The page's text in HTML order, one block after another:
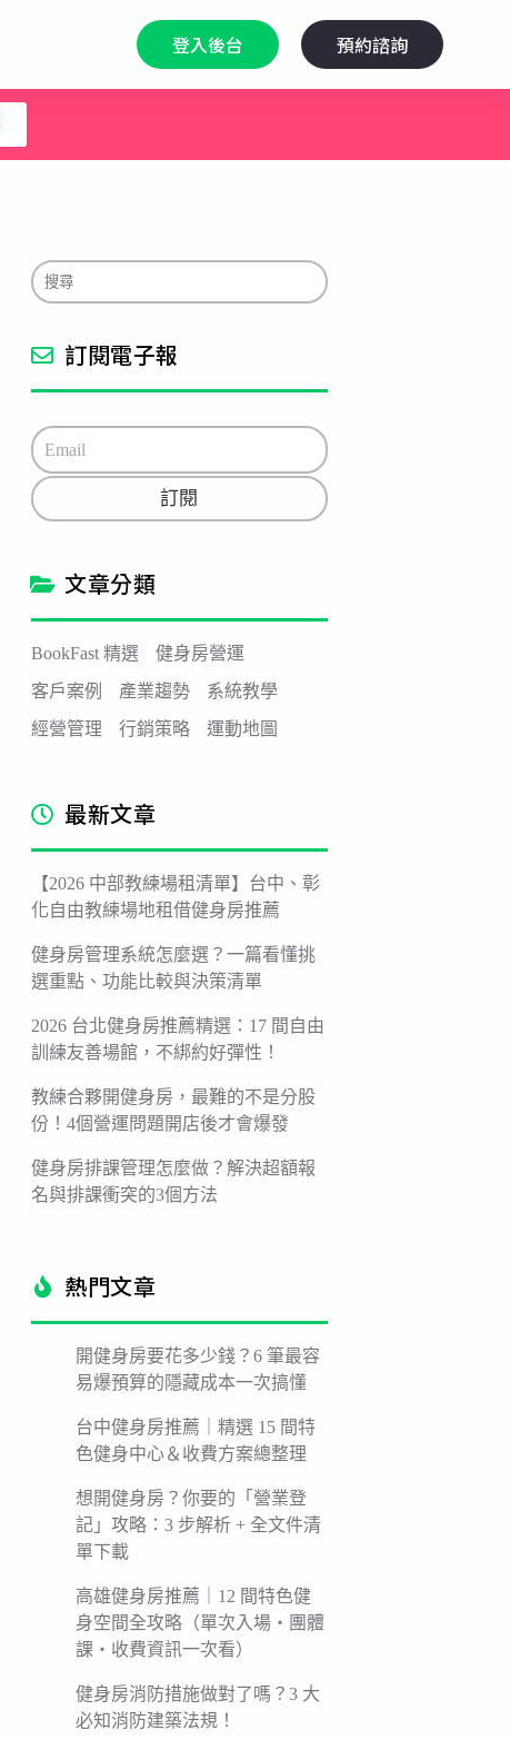
登入後台 預約諮詢
訂閱電子報
E
m
a
i
訂閱
文章分類
BookFast 精選
健身房營運
客戶案例
產業趨勢
系統教學
經營管理
行銷策略 運動地圖
最新文章
【2026 中部教練場租清單】台中、彰
化自由教練場地租借健身房推薦
健身房管理系統怎麼選？一篇看懂挑
選重點、功能比較與決策清單
2026 台北健身房推薦精選：17 間自由
訓練友善場館，不綁約好彈性！
教練合夥開健身房，最難的不是分股
份！4個營運問題開店後才會爆發
健身房排課管理怎麼做？解決超額報
名與排課衝突的3個方法
熱門文章​
開健身房要花多少錢？6 筆最容
易爆預算的隱藏成本一次搞懂
台中健身房推薦｜精選 15 間特
色健身中心＆收費方案總整理
想開健身房？你要的「營業登
記」攻略：3 步解析 + 全文件清
單下載
高雄健身房推薦｜12 間特色健
身空間全攻略（單次入場・團體
課・收費資訊一次看）
健身房消防措施做對了嗎？3 大
必知消防建築法規！